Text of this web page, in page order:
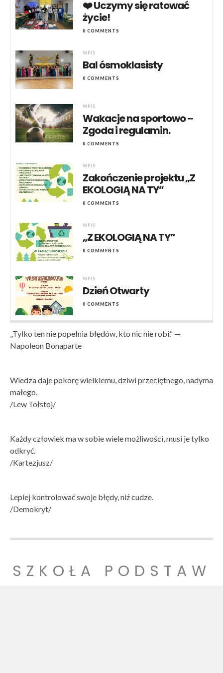
❤️ Uczymy się ratować
życie!
0 COMMENTS
WPIS
Bal ósmoklasisty
0 COMMENTS
WPIS
Wakacje na sportowo –
Zgoda i regulamin.
0 COMMENTS
WPIS
Zakończenie projektu „Z
EKOLOGIĄ NA TY”
0 COMMENTS
WPIS
„Z EKOLOGIĄ NA TY”
0 COMMENTS
WPIS
Dzień Otwarty
0 COMMENTS
„Tylko ten nie popełnia błędów, kto nic nie robi.“ —
Napoleon Bonaparte
Wiedza daje pokorę wielkiemu, dziwi przeciętnego, nadyma
małego.
/Lew Tołstoj/
Każdy człowiek ma w sobie wiele możliwości, musi je tylko
odkryć.
/Kartezjusz/
Lepiej kontrolować swoje błędy, niż cudze.
/Demokryt/
SZKOŁA PODSTAW